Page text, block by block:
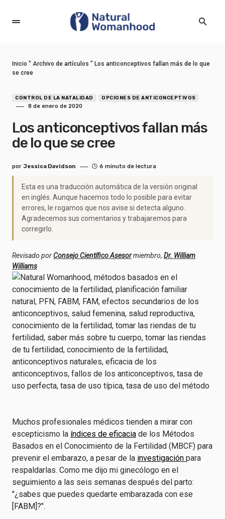
Inicio " Archivo de artículos " Los anticonceptivos fallan más de lo que
se cree
CONTROL DE LA NATALIDAD OPCIONES DE ANTICONCEPTIVOS
8 de enero de 2020
Los anticonceptivos fallan más
de lo que se cree
por Jessica Davidson 6 minuto de lectura
Esta es una traducción automática de la versión original
en inglés. Aunque hacemos todo lo posible para evitar
errores, le rogamos que nos avise si detecta alguno.
Agradecemos sus comentarios y trabajaremos para
corregirlo.
Revisado porConsejo Científico Asesormiembro, Dr. William
Williams
Muchos profesionales médicos tienden a mirar con
escepticismo la índices de eficacia de los Métodos
Basados en el Conocimiento de la Fertilidad (MBCF) para
prevenir el embarazo, a pesar de la investigación para
respaldarlas. Como me dijo mi ginecólogo en el
seguimiento a las seis semanas después del parto:
"¿sabes que puedes quedarte embarazada con ese
[FABM]?".